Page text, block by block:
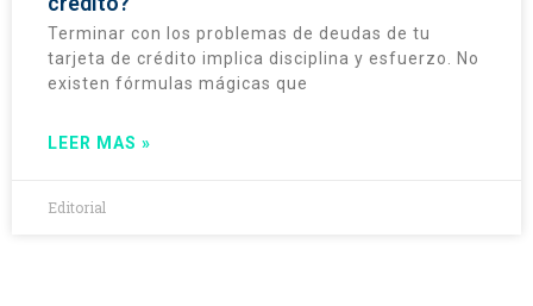
Terminar con los problemas de deudas de tu
tarjeta de crédito implica disciplina y esfuerzo. No
existen fórmulas mágicas que
LEER MAS »
Editorial